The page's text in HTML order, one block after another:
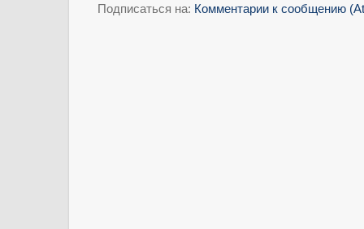
Подписаться на: Комментарии к сообщению